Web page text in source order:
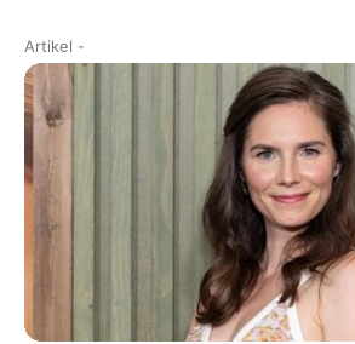
Artikel -